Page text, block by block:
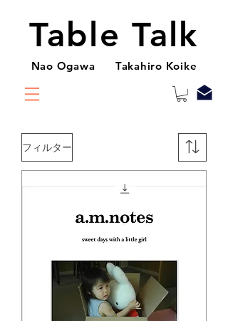
Table Talk
Nao Ogawa Takahiro Koike
フィルター